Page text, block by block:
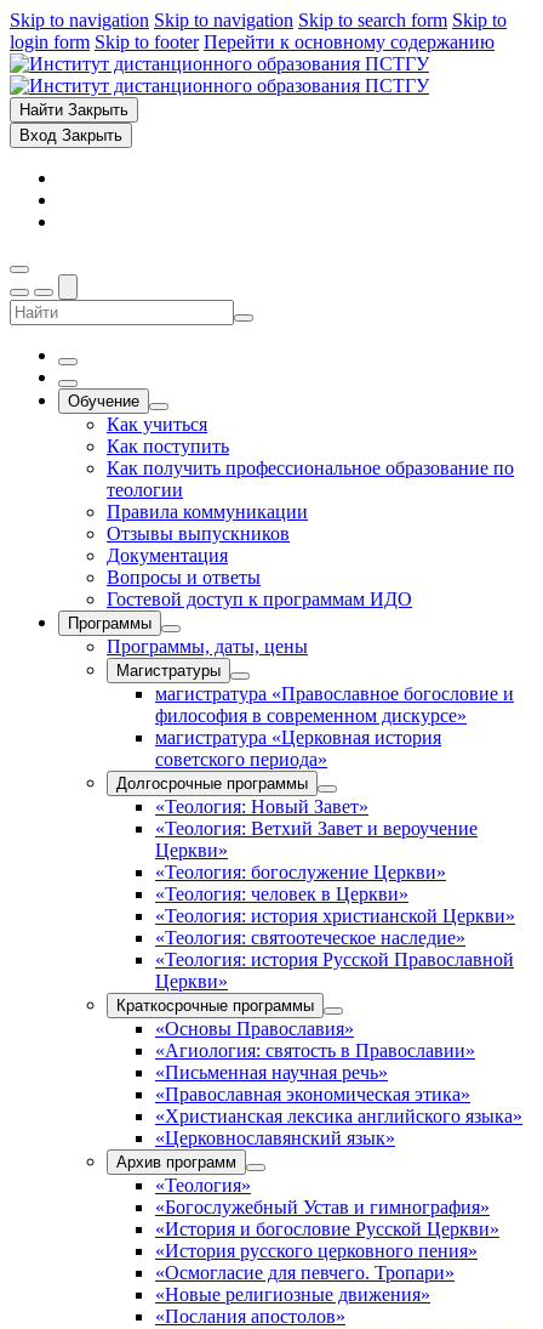
Skip to navigation Skip to navigation Skip to search form Skip to
login form Skip to footer Перейти к основному содержанию
Найти Закрыть
Вход Закрыть
Обучение
Как учиться
Как поступить
Как получить профессиональное образование по
теологии
Правила коммуникации
Отзывы выпускников
Документация
Вопросы и ответы
Гостевой доступ к программам ИДО
Программы
Программы, даты, цены
Магистратуры
магистратура «Православное богословие и
философия в современном дискурсе»
магистратура «Церковная история
советского периода»
Долгосрочные программы
«Теология: Новый Завет»
«Теология: Ветхий Завет и вероучение
Церкви»
«Теология: богослужение Церкви»
«Теология: человек в Церкви»
«Теология: история христианской Церкви»
«Теология: святоотеческое наследие»
«Теология: история Русской Православной
Церкви»
Краткосрочные программы
«Основы Православия»
«Агиология: святость в Православии»
«Письменная научная речь»
«Православная экономическая этика»
«Христианская лексика английского языка»
«Церковнославянский язык»
Архив программ
«Теология»
«Богослужебный Устав и гимнография»
«История и богословие Русской Церкви»
«История русского церковного пения»
«Осмогласие для певчего. Тропари»
«Новые религиозные движения»
«Послания апостолов»